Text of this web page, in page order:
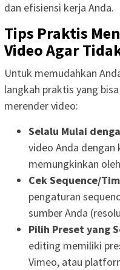
dan efisiensi kerja Anda.
Tips Praktis
Video Agar
Untuk memudahkan
langkah praktis yang
merender video:
Selalu Mulai
video Anda
memungkinkan
Cek Sequence/
pengaturan
sumber Anda
Pilih Preset yang
editing memiliki
Vimeo, atau